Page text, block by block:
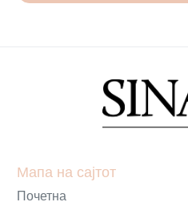
Мапа на сајтот
Почетна